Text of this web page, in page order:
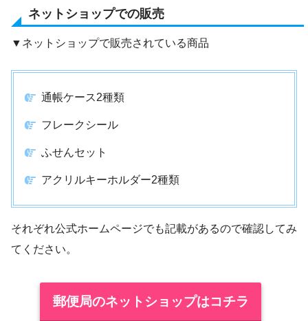
ネットショップでの販売
▼ネットショップで販売されている商品
通帳ケース2種類
フレークシール
ふせんセット
アクリルキーホルダー2種類
それぞれ公式ホームページでも記載があるので確認してみ
てください。
郵便局のネットショップはコチラ